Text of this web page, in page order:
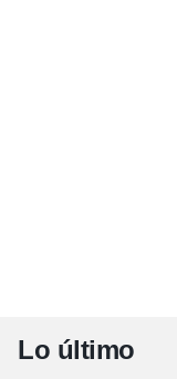
Lo último